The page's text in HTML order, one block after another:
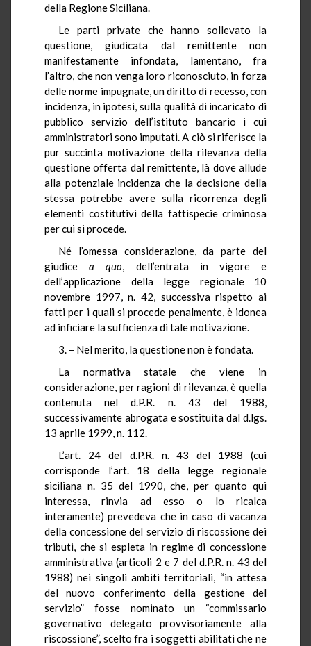
della Regione Siciliana.
Le parti private che hanno sollevato la
questione, giudicata dal remittente non
manifestamente infondata, lamentano, fra
l’altro, che non venga loro riconosciuto, in forza
delle norme impugnate, un diritto di recesso, con
incidenza, in ipotesi, sulla qualità di incaricato di
pubblico servizio dell’istituto bancario i cui
amministratori sono imputati. A ciò si riferisce la
pur succinta motivazione della rilevanza della
questione offerta dal remittente, là dove allude
alla potenziale incidenza che la decisione della
stessa potrebbe avere sulla ricorrenza degli
elementi costitutivi della fattispecie criminosa
per cui si procede.
Né l’omessa considerazione, da parte del
giudicea quo, dell’entrata in vigore e
dell’applicazione della legge regionale 10
novembre 1997, n. 42, successiva rispetto ai
fatti per i quali si procede penalmente, è idonea
ad inficiare la sufficienza di tale motivazione.
3. – Nel merito, la questione non è fondata.
La normativa statale che viene in
considerazione, per ragioni di rilevanza, è quella
contenuta nel d.P.R. n. 43 del 1988,
successivamente abrogata e sostituita dal d.lgs.
13 aprile 1999, n. 112.
L’art. 24 del d.P.R. n. 43 del 1988 (cui
corrisponde l’art. 18 della legge regionale
siciliana n. 35 del 1990, che, per quanto qui
interessa, rinvia ad esso o lo ricalca
interamente) prevedeva che in caso di vacanza
della concessione del servizio di riscossione dei
tributi, che si espleta in regime di concessione
amministrativa (articoli 2 e 7 del d.P.R. n. 43 del
1988) nei singoli ambiti territoriali, “in attesa
del nuovo conferimento della gestione del
servizio” fosse nominato un “commissario
governativo delegato provvisoriamente alla
riscossione”, scelto fra i soggetti abilitati che ne